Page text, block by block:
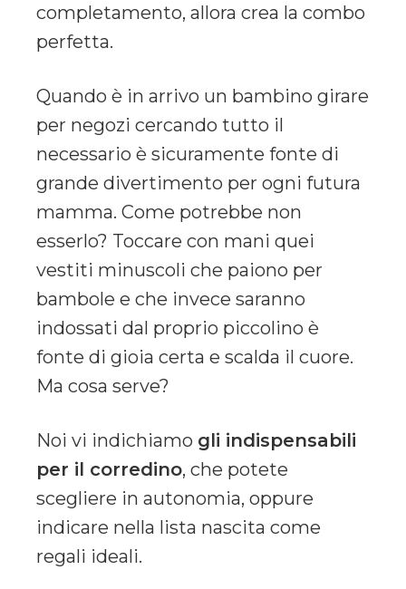
completamento, allora crea la combo
perfetta.
Quando è in arrivo un bambino girare
per negozi cercando tutto il
necessario è sicuramente fonte di
grande divertimento per ogni futura
mamma. Come potrebbe non
esserlo? Toccare con mani quei
vestiti minuscoli che paiono per
bambole e che invece saranno
indossati dal proprio piccolino è
fonte di gioia certa e scalda il cuore.
Ma cosa serve?
Noi vi indichiamo gli indispensabili
per il corredino, che potete
scegliere in autonomia, oppure
indicare nella lista nascita come
regali ideali.